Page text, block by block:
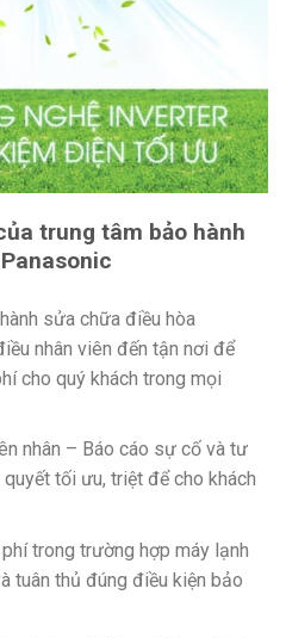
trung tâm bảo hành
sửa chữa điều hòa
nhân viên đến tận nơi để
cho quý khách trong mọi
nhân – Báo cáo sự cố và tư
tối ưu, triệt để cho khách
trong trường hợp máy lạnh
tuân thủ đúng điều kiện bảo